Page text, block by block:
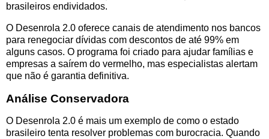
brasileiros endividados.
O Desenrola 2.0 oferece canais de atendimento nos bancos
para renegociar dívidas com descontos de até 99% em
alguns casos. O programa foi criado para ajudar famílias e
empresas a saírem do vermelho, mas especialistas alertam
que não é garantia definitiva.
Análise Conservadora
O Desenrola 2.0 é mais um exemplo de como o estado
brasileiro tenta resolver problemas com burocracia. Quando